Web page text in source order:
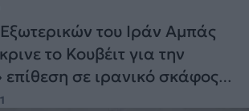
του Ιράν Αμπάς
το Κουβέιτ για την
σε ιρανικό σκάφος
τεσσάρων Ιρανών.